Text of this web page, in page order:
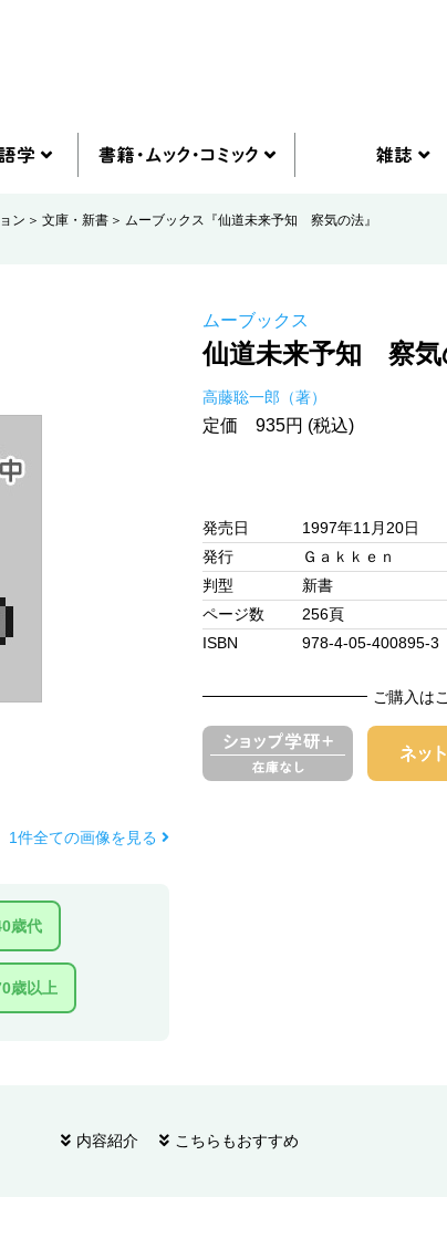
ン 文庫・新書 ムーブックス『仙道未来予知 察気の法』
1件全ての画像を見る
歳代
歳以上
ムーブックス
仙道未来予知 察気
高藤聡一郎（著）
定価 935円 (税込)
発売日
1997年11月20日
発行
Ｇａｋｋｅｎ
判型
新書
ページ数
256頁
ISBN
978-4-05-400895-3
ご購入は
内容紹介 こちらもおすすめ